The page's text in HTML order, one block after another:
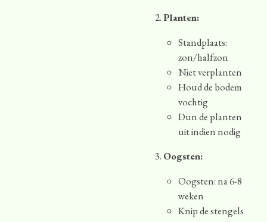
Planten:
Standplaats:
zon/halfzon
Niet verplanten
Houd de bodem
vochtig
Dun de planten
uit indien nodig
Oogsten:
Oogsten: na 6-8
weken
Knip de stengels